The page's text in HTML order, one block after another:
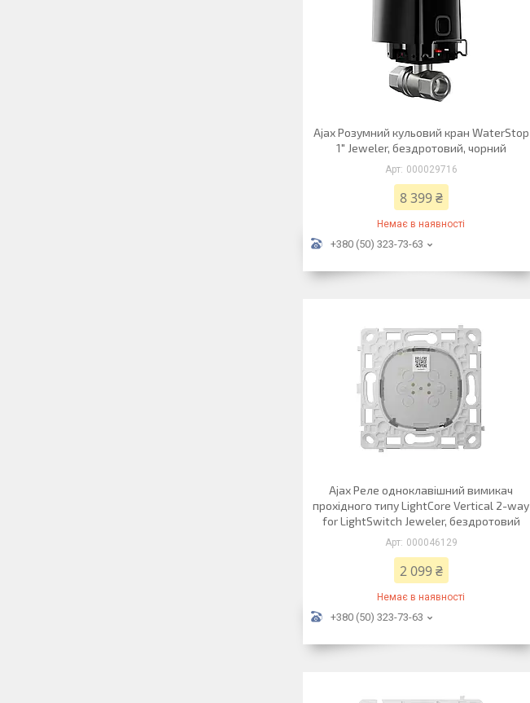
Ajax Розумний кульовий кран WaterStop
1" Jeweler, бездротовий, чорний
000029716
8 399 ₴
Немає в наявності
+380 (50) 323-73-63
Ajax Реле одноклавішний вимикач
прохідного типу LightCore Vertical 2-way
for LightSwitch Jeweler, бездротовий
000046129
2 099 ₴
Немає в наявності
+380 (50) 323-73-63